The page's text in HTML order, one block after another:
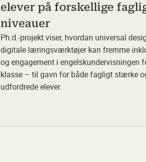
elever på forskellige
niveauer
Ph.d.-projekt viser, hvordan universal
digitale læringsværktøjer kan fremme
og engagement i engelskundervisningen
klasse – til gavn for både fagligt stærke
udfordrede elever.